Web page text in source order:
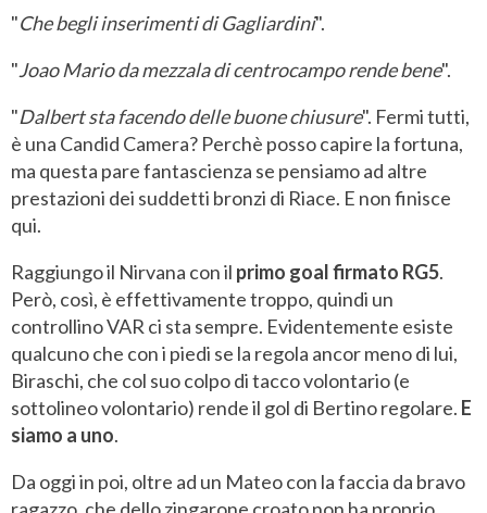
"Che begli inserimenti di Gagliardini".
"Joao Mario da mezzala di centrocampo rende bene".
"Dalbert sta facendo delle buone chiusure". Fermi tutti,
è una Candid Camera? Perchè posso capire la fortuna,
ma questa pare fantascienza se pensiamo ad altre
prestazioni dei suddetti bronzi di Riace. E non finisce
qui.
Raggiungo il Nirvana con il primo goal firmato RG5.
Però, così, è effettivamente troppo, quindi un
controllino VAR ci sta sempre. Evidentemente esiste
qualcuno che con i piedi se la regola ancor meno di lui,
Biraschi, che col suo colpo di tacco volontario (e
sottolineo volontario) rende il gol di Bertino regolare. E
siamo a uno.
Da oggi in poi, oltre ad un Mateo con la faccia da bravo